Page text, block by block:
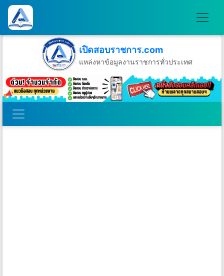
เปิดสอบราชการ.com
แหล่งหาข้อมูลงานราชการทั่วประเทศ
วันเสาร์ที่ 8 เดือนสิงหาคม พ.ศ.2569